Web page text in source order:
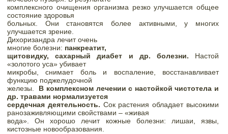
комплексного очищения организма резко улучшается общее
состояние здоровья
больных. Они становятся более активными, у многих
улучшается зрение.
Дихоризандра лечит очень
многие болезни: панкреатит,
щитовидку, сахарный диабет и др. болезни. Настой
«золотого уса» убивает
микробы, снимает боль и воспаление, восстанавливает
функцию поджелудочной
железы.
В комплексном лечении с настойкой чистотела и
др. травами нормализуется
сердечная деятельность. Сок растения обладает высокими
ранозаживляющими свойствами – «живая
вода». Он хорошо лечит кожные болезни: лишаи, язвы,
кистозные новообразования.